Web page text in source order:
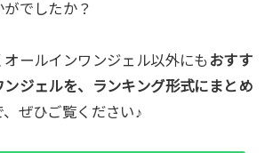
でしたか？
オールインワンジェル以外にも おすす
ンジェルを、ランキング形式にまとめ
ぜひご覧ください♪